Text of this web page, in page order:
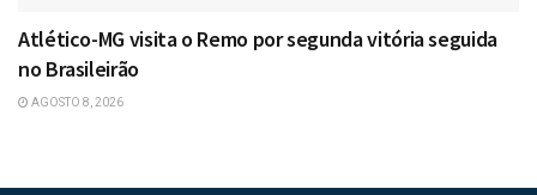
Atlético-MG visita o Remo por segunda vitória seguida
no Brasileirão
AGOSTO 8, 2026